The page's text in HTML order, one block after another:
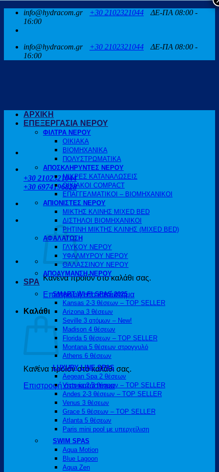
Μετάβαση
περιεχόμενο
info@hydracom.gr +30 2102321044
ΔΕ-ΠΑ 08:00 -
16:00
info@hydracom.gr +30 2102321044
ΔΕ-ΠΑ 08:00 -
16:00
ΚΑΛΕΣΤΕ ΜΑΣ
+30 2102321044
+30 6974196828
Κανένα προϊόν στο καλάθι σας.
Επιστροφή στο κατάστημα
Καλάθι
Κανένα προϊόν στο καλάθι σας.
Επιστροφή στο κατάστημα
ΑΡΧΙΚΗ
ΕΠΕΞΕΡΓΑΣΙΑ ΝΕΡΟΥ
ΦΙΛΤΡΑ ΝΕΡΟΥ
ΟΙΚΙΑΚΑ
ΒΙΟΜΗΧΑΝΙΚΑ
ΠΟΛΥΣΤΡΩΜΑΤΙΚΑ
ΑΠΟΣΚΛΗΡΥΝΤΕΣ ΝΕΡΟΥ
ΜΙΚΡΕΣ ΚΑΤΑΝΑΛΩΣΕΙΣ
ΟΙΚΙΑΚΟΙ COMPACT
ΕΠΑΓΓΕΛΜΑΤΙΚΟΙ – ΒΙΟΜΗΧΑΝΙΚΟΙ
ΑΠΙΟΝΙΣΤΕΣ ΝΕΡΟΥ
ΜΙΚΤΗΣ ΚΛΙΝΗΣ MIXED BED
ΔΙΣΤΗΛΟΙ ΒΙΟΜΗΧΑΝΙΚΟΙ
ΡΗΤΙΝΗ ΜΙΚΤΗΣ ΚΛΙΝΗΣ (MIXED BED)
ΑΦΑΛΑΤΩΣΗ
ΓΛΥΚΟΥ ΝΕΡΟΥ
ΥΦΑΛΜΥΡΟΥ ΝΕΡΟΥ
ΘΑΛΑΣΣΙΝΟΥ ΝΕΡΟΥ
ΑΠΟΛΥΜΑΝΣΗ ΝΕΡΟΥ
SPA
SMART WI-FI SPAS 2025
Kansas 2-3 θέσεων – TOP SELLER
Arizona 3 θέσεων
Seville 3 ατόμων – New!
Madison 4 θέσεων
Florida 5 θέσεων – TOP SELLER
Montana 5 θέσεων στρογγυλό
Athens 6 θέσεων
LUXURY LINE SPAS
Aegean Spa 2 θέσεων
Victoria 2-3 θέσεων – TOP SELLER
Andes 2-3 θέσεων – TOP SELLER
Venus 3 θέσεων
Grace 5 θέσεων – TOP SELLER
Atlanta 5 θέσεων
Paris mini pool με υπερχείλιση
SWIM SPAS
Aqua Motion
Blue Lagoon
Aqua Zen